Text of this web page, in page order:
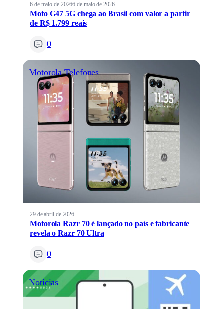
6 de maio de 20266 de maio de 2026
Moto G47 5G chega ao Brasil com valor a partir
de R$ 1.799 reais
0
Motorola Telefones
29 de abril de 2026
Motorola Razr 70 é lançado no país e fabricante
revela o Razr 70 Ultra
0
Notícias